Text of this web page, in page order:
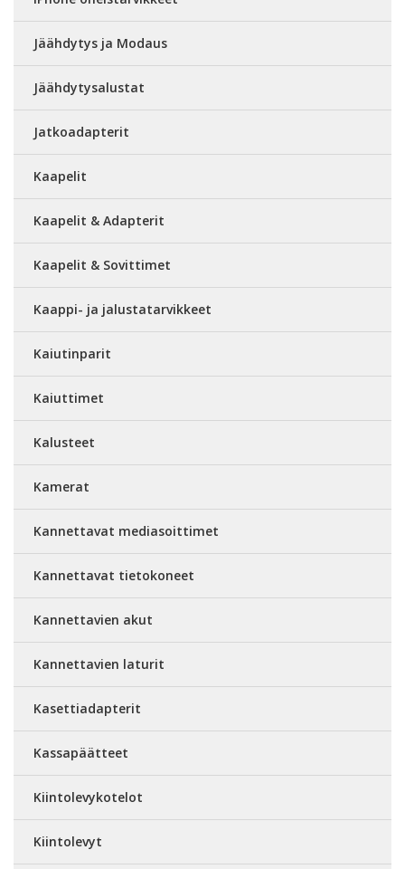
Jäähdytys ja Modaus
Jäähdytysalustat
Jatkoadapterit
Kaapelit
Kaapelit & Adapterit
Kaapelit & Sovittimet
Kaappi- ja jalustatarvikkeet
Kaiutinparit
Kaiuttimet
Kalusteet
Kamerat
Kannettavat mediasoittimet
Kannettavat tietokoneet
Kannettavien akut
Kannettavien laturit
Kasettiadapterit
Kassapäätteet
Kiintolevykotelot
Kiintolevyt